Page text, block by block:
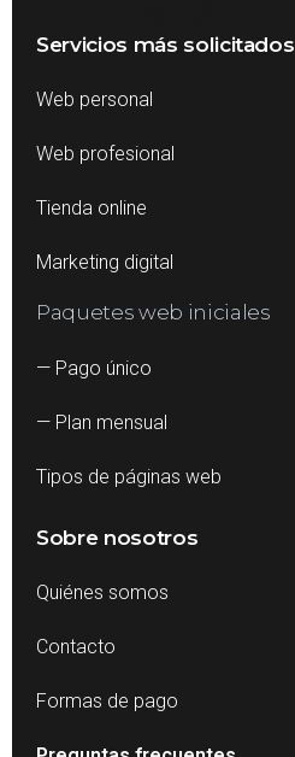
Servicios más solicitados
Web personal
Web profesional
Tienda online
Marketing digital
Paquetes web iniciales
— Pago único
— Plan mensual
Tipos de páginas web
Sobre nosotros
Quiénes somos
Contacto
Formas de pago